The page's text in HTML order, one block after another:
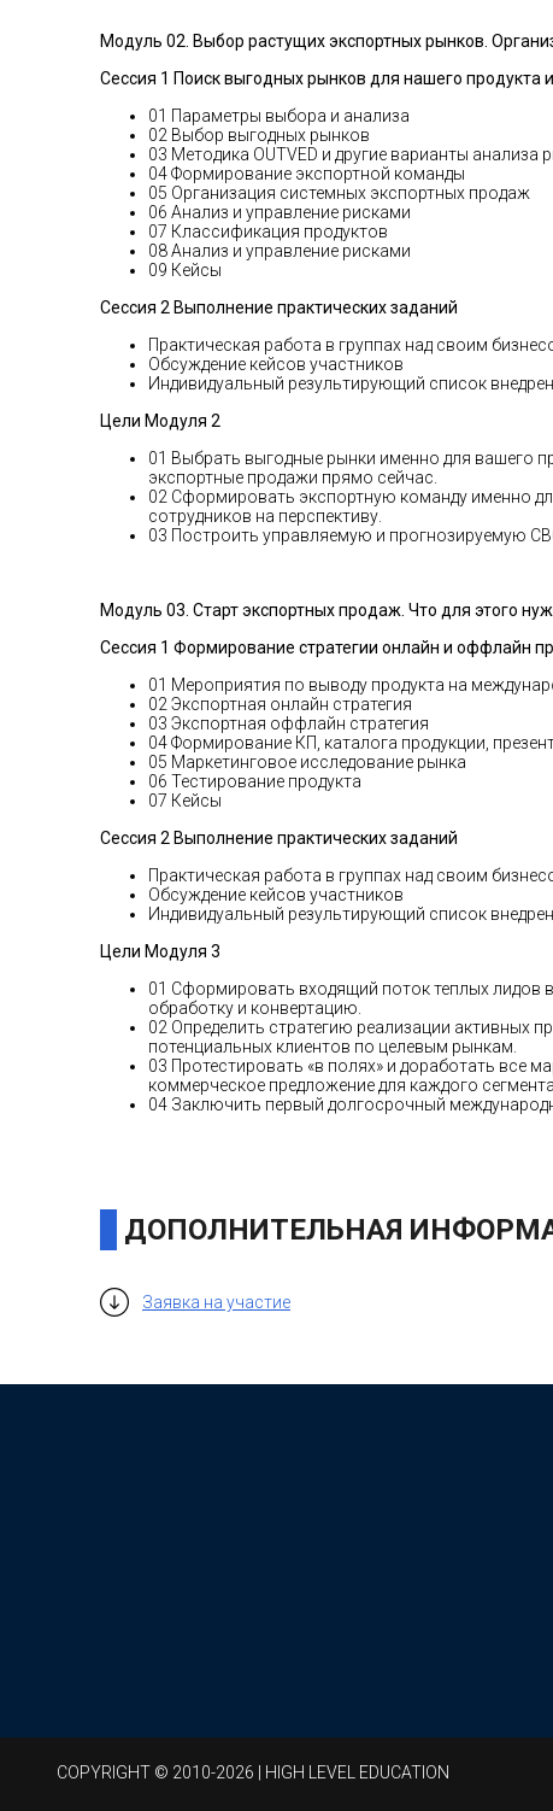
Модуль 02 Выбор растущих экспортных рынков.
Сессия 1 Поиск выгодных рынков для нашего продукта
01 Параметры выбора и анализа
02 Выбор выгодных рынков
03 Методика OUTVED и другие варианты анализа
04 Формирование экспортной команды
05 Организация системных экспортных продаж
06 Анализ и управление рисками
07 Классификация продуктов
08 Анализ и управление рисками
09 Кейсы
Сессия 2 Выполнение практических заданий
Практическая работа в группах над своим
Обсуждение кейсов участников
Индивидуальный результирующий список
Цели Модуля 2
01 Выбрать выгодные рынки именно для вашего
экспортные продажи прямо сейчас.
02 Сформировать экспортную команду именно
сотрудников на перспективу.
03 Построить управляемую и прогнозируемую
Модуль 03 Старт экспортных продаж. Что для этого
Сессия 1 Формирование стратегии онлайн и оффлайн
01 Мероприятия по выводу продукта на
02 Экспортная онлайн стратегия
03 Экспортная оффлайн стратегия
04 Формирование КП, каталога продукции,
05 Маркетинговое исследование рынка
06 Тестирование продукта
07 Кейсы
Сессия 2 Выполнение практических заданий
Практическая работа в группах над своим
Обсуждение кейсов участников
Индивидуальный результирующий список
Цели Модуля 3
01 Сформировать входящий поток теплых лидов
обработку и конвертацию.
02 Определить стратегию реализации активных
потенциальных клиентов по целевым рынкам.
03 Протестировать «в полях» и доработать все
коммерческое предложение для каждого
04 Заключить первый долгосрочный
ДОПОЛНИТЕЛЬНАЯ
Заявка на участие
СOPYRIGHT © 2010-2026 | HIGH LEVEL EDUCATION